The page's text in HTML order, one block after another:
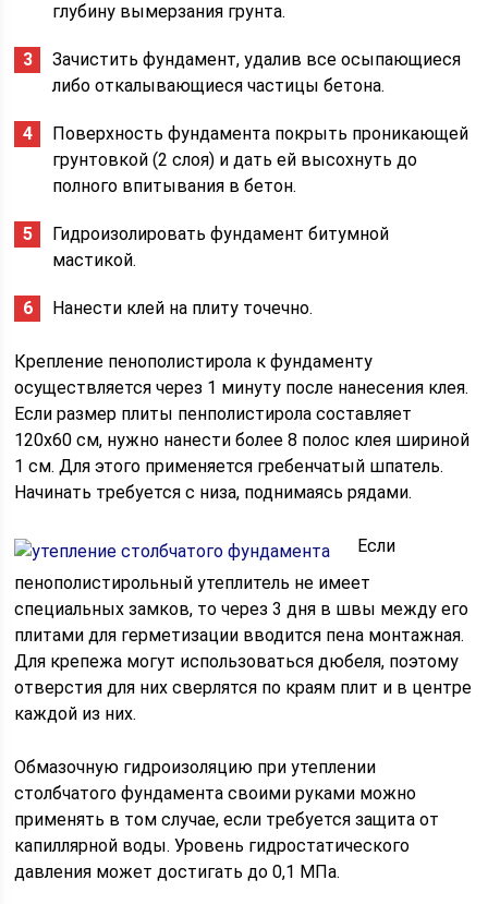
глубину вымерзания грунта.
Зачистить фундамент, удалив все осыпающиеся
либо откалывающиеся частицы бетона.
Поверхность фундамента покрыть проникающей
грунтовкой (2 слоя) и дать ей высохнуть до
полного впитывания в бетон.
Гидроизолировать фундамент битумной
мастикой.
Нанести клей на плиту точечно.
Крепление пенополистирола к фундаменту
осуществляется через 1 минуту после нанесения клея.
Если размер плиты пенполистирола составляет
120х60 см, нужно нанести более 8 полос клея шириной
1 см. Для этого применяется гребенчатый шпатель.
Начинать требуется с низа, поднимаясь рядами.
Если
пенополистирольный утеплитель не имеет
специальных замков, то через 3 дня в швы между его
плитами для герметизации вводится пена монтажная.
Для крепежа могут использоваться дюбеля, поэтому
отверстия для них сверлятся по краям плит и в центре
каждой из них.
Обмазочную гидроизоляцию при утеплении
столбчатого фундамента своими руками можно
применять в том случае, если требуется защита от
капиллярной воды. Уровень гидростатического
давления может достигать до 0,1 МПа.